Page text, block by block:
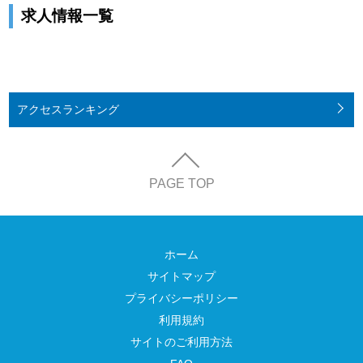
求人情報一覧
アクセスランキング
PAGE TOP
ホーム
サイトマップ
プライバシーポリシー
利用規約
サイトのご利用方法